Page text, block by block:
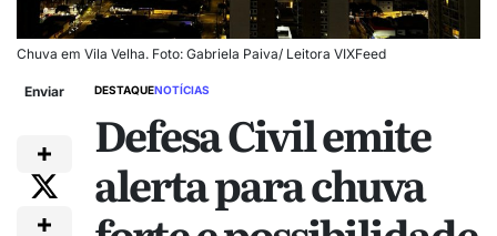
Chuva em Vila Velha. Foto: Gabriela Paiva/ Leitora VIXFeed
Enviar DESTAQUENOTÍCIAS
Defesa Civil emite
alerta para chuva